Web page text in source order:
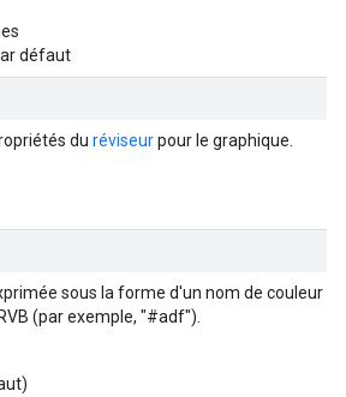
défaut
du réviseurpour le graphique.
sous la forme d'un nom de couleur
(par exemple, "#adf").